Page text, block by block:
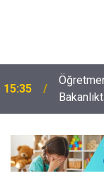
15:35